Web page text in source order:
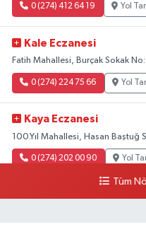
0 (274) 412 64 19 Yol
Kale Eczanesi
Fatih Mahallesi, Burçak Sokak
0 (274) 224 75 66 Yol
Kaya Eczanesi
100.Yıl Mahallesi, Hasan Baştuğ
0 (274) 202 00 90 Yol
Tüm